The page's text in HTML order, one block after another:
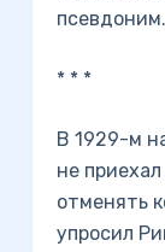
псевдоним.
* * *
В 1929-м
не
отменять
упросил